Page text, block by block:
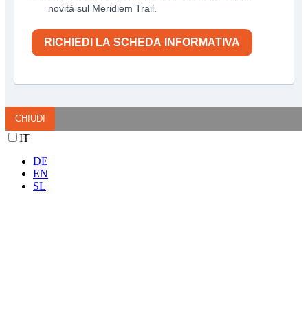
novità sul Meridiem Trail.
RICHIEDI LA SCHEDA INFORMATIVA
CHIUDI
IT
DE
EN
SL